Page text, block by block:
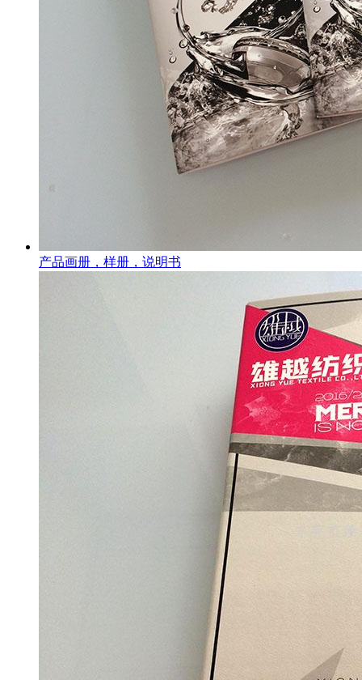
产品画册，样册，说明书